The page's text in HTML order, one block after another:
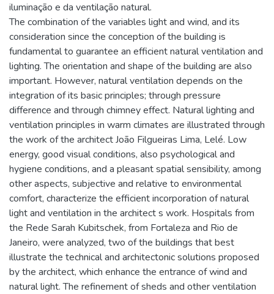
iluminação e da ventilação natural.
The combination of the variables light and wind, and its
consideration since the conception of the building is
fundamental to guarantee an efficient natural ventilation and
lighting. The orientation and shape of the building are also
important. However, natural ventilation depends on the
integration of its basic principles; through pressure
difference and through chimney effect. Natural lighting and
ventilation principles in warm climates are illustrated through
the work of the architect João Filgueiras Lima, Lelé. Low
energy, good visual conditions, also psychological and
hygiene conditions, and a pleasant spatial sensibility, among
other aspects, subjective and relative to environmental
comfort, characterize the efficient incorporation of natural
light and ventilation in the architect s work. Hospitals from
the Rede Sarah Kubitschek, from Fortaleza and Rio de
Janeiro, were analyzed, two of the buildings that best
illustrate the technical and architectonic solutions proposed
by the architect, which enhance the entrance of wind and
natural light. The refinement of sheds and other ventilation